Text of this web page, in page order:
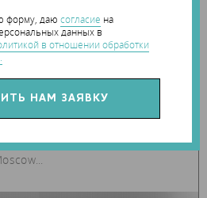
форму, даюсогласие на
данных в
в отношении обработки
ФЕСТИВАЛЕ МЕЙКЕРОВ
изобретений и смелых